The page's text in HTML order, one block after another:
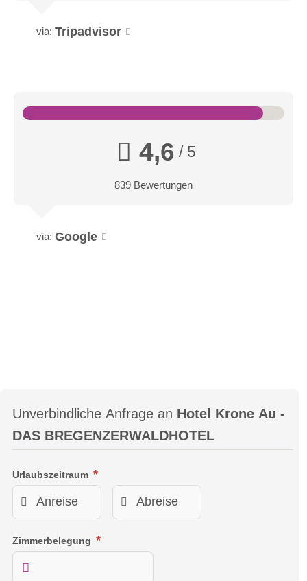
Natur-Badesees und lassen Sie sich vom Rauschen des
Waldes verführen.
via: Tripadvisor
4,6 / 5
839 Bewertungen
via: Google
Unverbindliche Anfrage an Hotel Krone Au -
DAS BREGENZERWALDHOTEL
Urlaubszeitraum
Zimmerbelegung